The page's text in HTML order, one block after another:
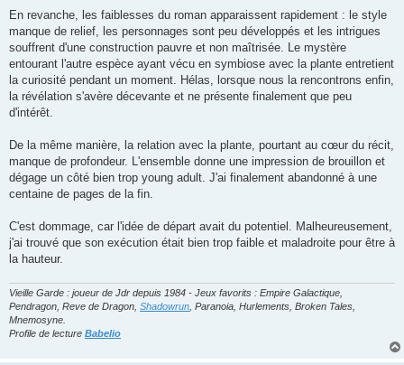
En revanche, les faiblesses du roman apparaissent rapidement : le style
manque de relief, les personnages sont peu développés et les intrigues
souffrent d'une construction pauvre et non maîtrisée. Le mystère
entourant l'autre espèce ayant vécu en symbiose avec la plante entretient
la curiosité pendant un moment. Hélas, lorsque nous la rencontrons enfin,
la révélation s'avère décevante et ne présente finalement que peu
d'intérêt.
De la même manière, la relation avec la plante, pourtant au cœur du récit,
manque de profondeur. L'ensemble donne une impression de brouillon et
dégage un côté bien trop young adult. J'ai finalement abandonné à une
centaine de pages de la fin.
C'est dommage, car l'idée de départ avait du potentiel. Malheureusement,
j'ai trouvé que son exécution était bien trop faible et maladroite pour être à
la hauteur.
Vieille Garde : joueur de Jdr depuis 1984 - Jeux favorits : Empire Galactique,
Pendragon, Reve de Dragon, Shadowrun , Paranoia, Hurlements, Broken Tales,
Mnemosyne.
Profile de lecture Babelio